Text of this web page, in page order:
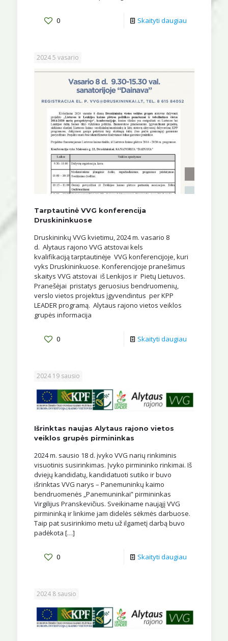
0 Skaityti daugiau
2024 5 vasario
Tarptautinė VVG konferencija
Druskininkuose
Druskininkų VVG kvietimu, 2024 m. vasario 8
d. Alytaus rajono VVG atstovai kels
kvalifikaciją tarptautinėje VVG konferencijoje, kuri
vyks Druskininkuose. Konferencijoje pranešimus
skaitys VVG atstovai iš Lenkijos ir Pietų Lietuvos.
Pranešėjai pristatys geruosius bendruomenių,
verslo vietos projektus įgyvendintus per KPP
LEADER programą. Alytaus rajono vietos veiklos
grupės informacija
0 Skaityti daugiau
2024 19 sausio
Išrinktas naujas Alytaus rajono vietos
veiklos grupės pirmininkas
2024 m. sausio 18 d. įvyko VVG narių rinkiminis
visuotinis susirinkimas. Įvyko pirmininko rinkimai. Iš
dviejų kandidatų, kandidatuoti sutiko ir buvo
išrinktas VVG narys – Panemuninkų kaimo
bendruomenės „Panemuninkai” pirmininkas
Virgilijus Pranskevičius. Sveikiname naująjį VVG
pirmininką ir linkime jam didelės sėkmės darbuose.
Taip pat susirinkimo metu už ilgametį darbą buvo
padėkota […]
0 Skaityti daugiau
2024 8 sausio